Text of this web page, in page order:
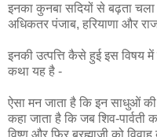
इनका कुनबा सदियों से बढ़ता
अधिकतर पंजाब, हरियाणा और
इनकी उत्पत्ति कैसे हुई इस
कथा यह है -
ऐसा मन जाता है कि इन साधुओं की
कहा जाता है कि जब शिव-पार्वती
विष्णु और फिर ब्रह्माजी को